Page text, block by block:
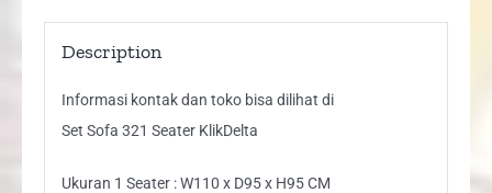
Description
Informasi kontak dan toko bisa dilihat di
Set Sofa 321 Seater KlikDelta
Ukuran 1 Seater : W110 x D95 x H95 CM